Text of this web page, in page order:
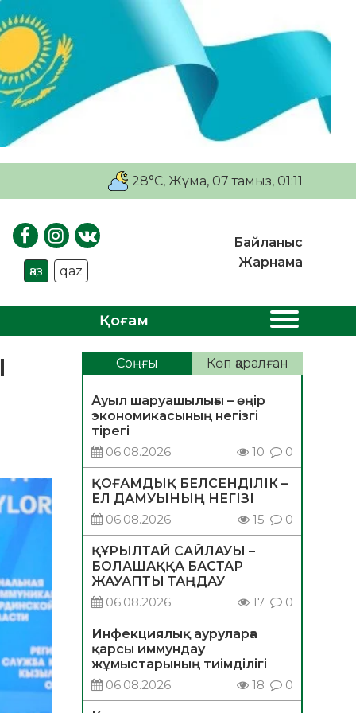
28°C, Жұма, 07 тамыз, 01:11
қаз qaz
Байланыс
Жарнама
Қоғам
Соңғы Көп қаралған
Ауыл шаруашылығы – өңір
экономикасының негізгі
тірегі
06.08.2026
10 0
ҚОҒАМДЫҚ БЕЛСЕНДІЛІК –
ЕЛ ДАМУЫНЫҢ НЕГІЗІ
06.08.2026
15 0
ҚҰРЫЛТАЙ САЙЛАУЫ –
БОЛАШАҚҚА БАСТАР
ЖАУАПТЫ ТАҢДАУ
06.08.2026
17 0
Инфекциялық ауруларға
қарсы иммундау
жұмыстарының тиімділігі
06.08.2026
18 0